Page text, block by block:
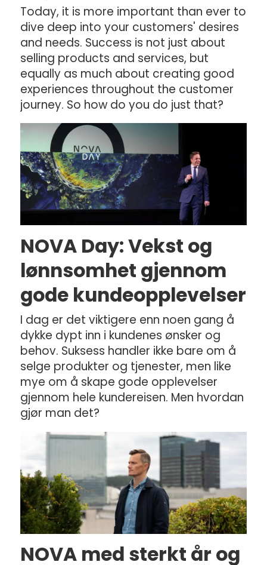
Today, it is more important than ever to
dive deep into your customers' desires
and needs. Success is not just about
selling products and services, but
equally as much about creating good
experiences throughout the customer
journey. So how do you do just that?
NOVA Day: Vekst og
lønnsomhet gjennom
gode kundeopplevelser
I dag er det viktigere enn noen gang å
dykke dypt inn i kundenes ønsker og
behov. Suksess handler ikke bare om å
selge produkter og tjenester, men like
mye om å skape gode opplevelser
gjennom hele kundereisen. Men hvordan
gjør man det?
NOVA med sterkt år og